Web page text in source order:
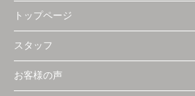
トップページ
スタッフ
お客様の声